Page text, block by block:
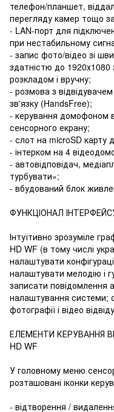
телефон/планшет,
перегляду камер тощо
- LAN-порт для
при нестабильному
- запис фото/відео зі
здатністю до
розкладом і вручну;
- розмова з
зв'язку (HandsFree);
- керування домофоном
сенсорного екрану;
- слот на microSD карту
- інтерком на 4
- автовідповідач,
турбувати»;
- вбудований блок
ФУНКЦІОНАЛ
Інтуїтивно зрозуміле
HD WF (в тому числі
налаштувати
налаштувати мелодію і
записати повідомлення
налаштування системи;
фотографії і відео
ЕЛЕМЕНТИ КЕРУВАННЯ
HD WF
У головному меню
розташовані іконки
- відтворення /